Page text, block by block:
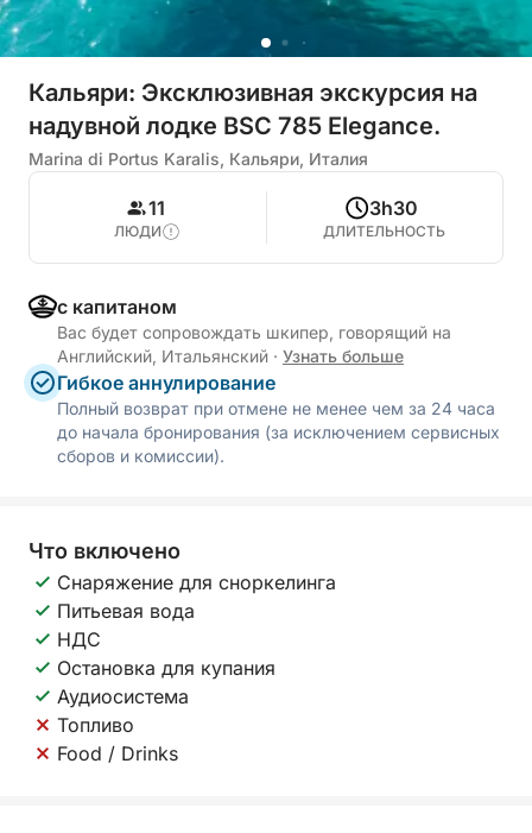
Кальяри: Эксклюзивная экскурсия на
надувной лодке BSC 785 Elegance.
Marina di Portus Karalis, Кальяри, Италия
11
ЛЮДИ
3h30
ДЛИТЕЛЬНОСТЬ
с капитаном
Вас будет сопровождать шкипер, говорящий на
Английский, Итальянский · Узнать больше
Гибкое аннулирование
Полный возврат при отмене не менее чем за 24 часа
до начала бронирования (за исключением сервисных
сборов и комиссии).
Что включено
Снаряжение для сноркелинга
Питьевая вода
НДС
Остановка для купания
Аудиосистема
Топливо
Food / Drinks